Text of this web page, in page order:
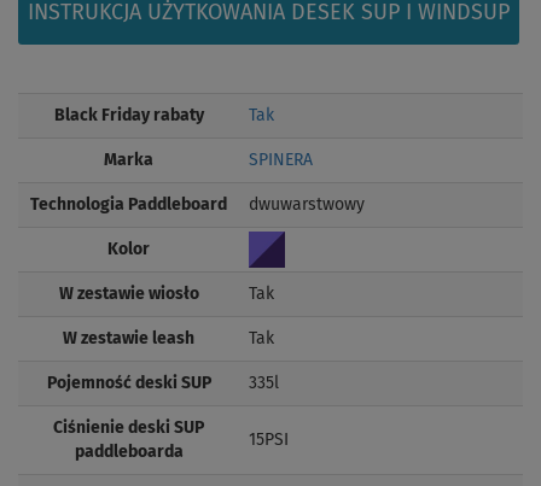
INSTRUKCJA UŻYTKOWANIA DESEK SUP I WINDSUP
Black Friday rabaty Tak
Marka SPINERA
Technologia Paddleboard dwuwarstwowy
Kolor
W zestawie wiosło Tak
W zestawie leash Tak
Pojemność deski SUP 335l
Ciśnienie deski SUP
paddleboarda
15PSI